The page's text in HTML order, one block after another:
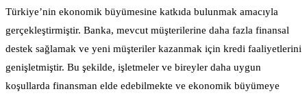
Türkiye’nin ekonomik büyümesine katkıda bulunmak amacıyla
gerçekleştirmiştir. Banka, mevcut müşterilerine daha fazla finansal
destek sağlamak ve yeni müşteriler kazanmak için kredi faaliyetlerini
genişletmiştir. Bu şekilde, işletmeler ve bireyler daha uygun
koşullarda finansman elde edebilmekte ve ekonomik büyümeye